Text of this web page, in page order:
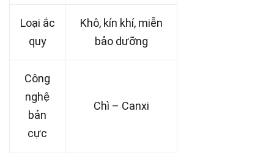
Loại ắc
quy
Khô, kín khí, miễn
bảo dưỡng
Công
nghệ
bản
cực
Chì – Canxi